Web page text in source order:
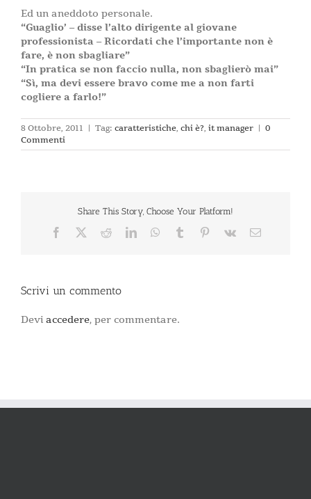
Ed un aneddoto personale.
“Guaglio’ – disse l’alto dirigente al giovane
professionista – Ricordati che l’importante non è
fare, è non sbagliare”
“In pratica se non faccio nulla, non sbaglierò mai”
“Sì, ma devi essere bravo come me a non farti
cogliere a farlo!”
8 Ottobre, 2011 | Tag: caratteristiche, chi è?, it manager | 0
Commenti
Share This Story, Choose Your Platform!
Facebook RedditLinkedInWhatsApp
Tumblr Pinterest
Vk Email
Scrivi un commento
Devi accedere, per commentare.